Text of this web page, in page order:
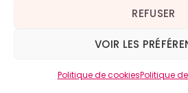
REFUSER
VOIR LES
Politique de cookiesPolitique